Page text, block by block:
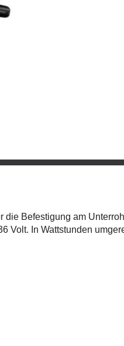
die Befestigung am
Volt. In Wattstunden